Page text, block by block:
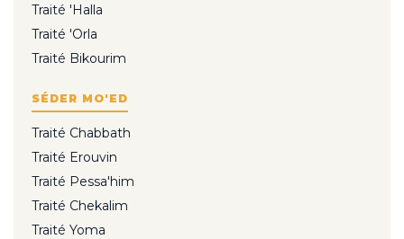
Traité 'Halla
Traité 'Orla
Traité Bikourim
SÉDER MO'ED
Traité Chabbath
Traité Erouvin
Traité Pessa'him
Traité Chekalim
Traité Yoma